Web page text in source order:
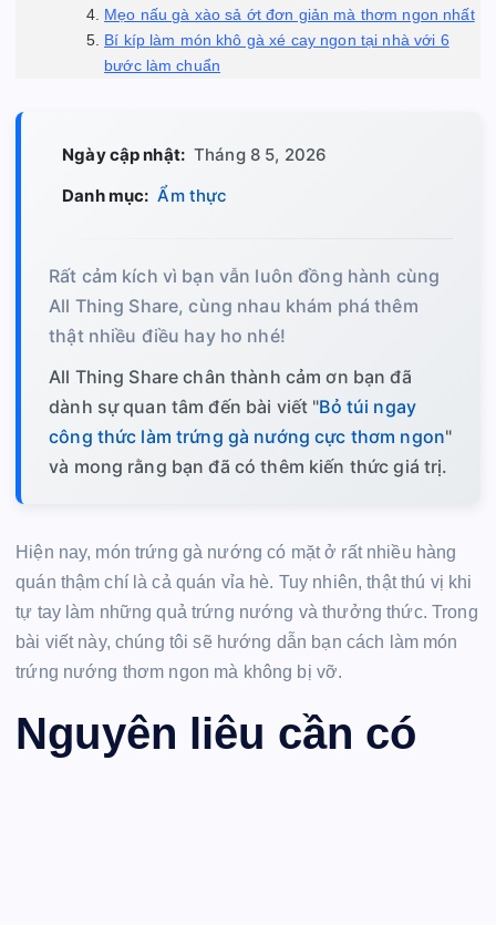
Mẹo nấu gà xào sả ớt đơn giản mà thơm ngon nhất
Bí kíp làm món khô gà xé cay ngon tại nhà với 6
bước làm chuẩn
Ngày cập nhật: Tháng 8 5, 2026
Danh mục: Ẩm thực
Rất cảm kích vì bạn vẫn luôn đồng hành cùng
All Thing Share, cùng nhau khám phá thêm
thật nhiều điều hay ho nhé!
All Thing Share chân thành cảm ơn bạn đã
dành sự quan tâm đến bài viết "Bỏ túi ngay
công thức làm trứng gà nướng cực thơm ngon"
và mong rằng bạn đã có thêm kiến thức giá trị.
Hiện nay, món trứng gà nướng có mặt ở rất nhiều hàng
quán thậm chí là cả quán vỉa hè. Tuy nhiên, thật thú vị khi
tự tay làm những quả trứng nướng và thưởng thức. Trong
bài viết này, chúng tôi sẽ hướng dẫn bạn cách làm món
trứng nướng thơm ngon mà không bị vỡ.
Nguyên liêu cần có